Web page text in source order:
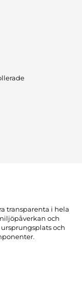
transparenta i hela
och
och